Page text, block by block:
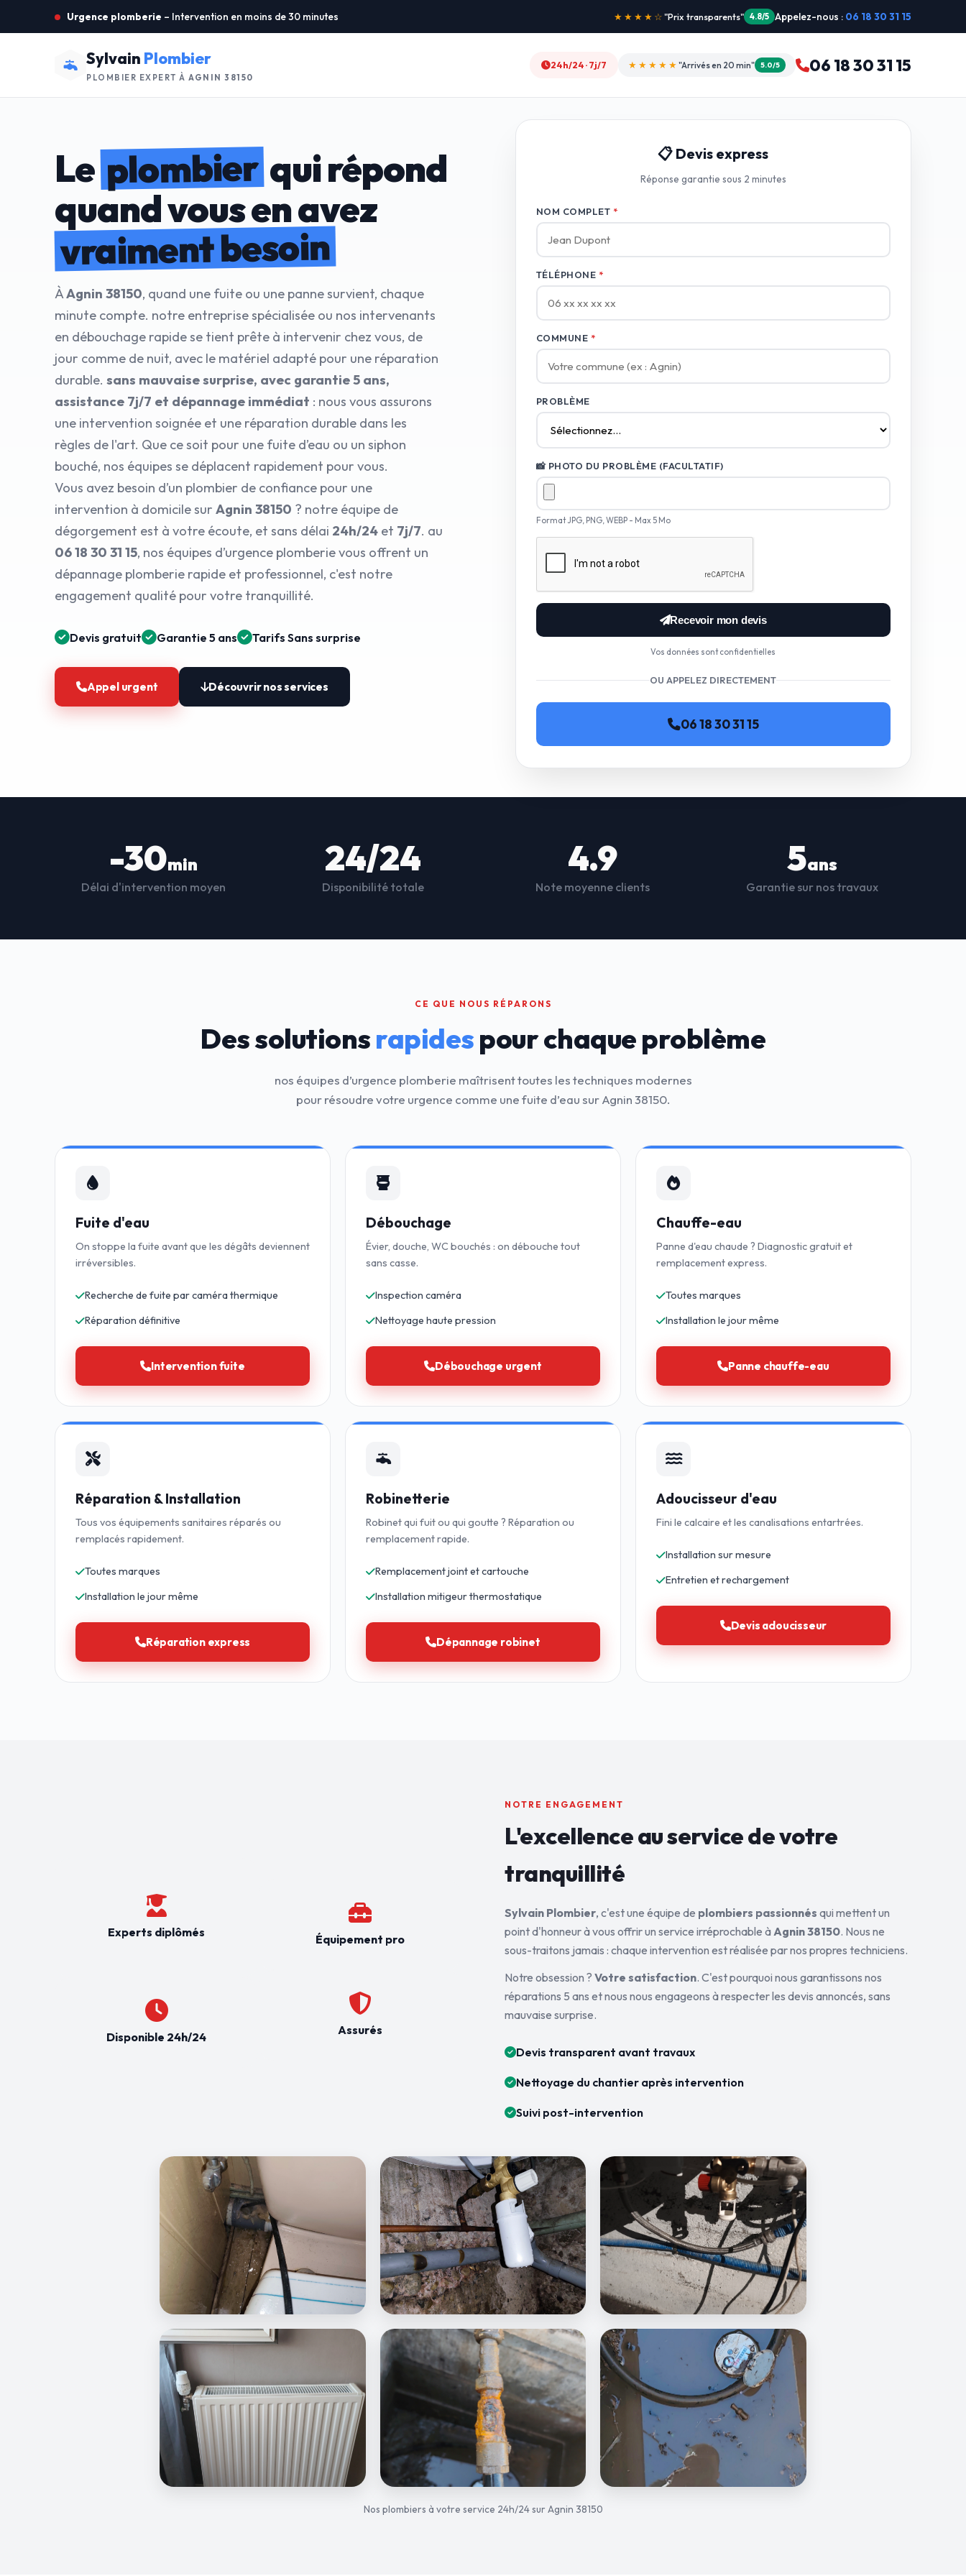
Urgence plomberie – Intervention en moins de 30 minutes ★★★★★ "Intervention dimanche" 5.0/5 Appelez-nous : 06 18 30 31 15
Sylvain Plombier
PLOMBIER EXPERT À AGNIN 38150
24h/24 · 7j/7 ★★★★★ "Arrivés en 20 min" 5.0/5 06 18 30 31 15
Leplombierqui répond
quand vous en avez
vraiment besoin
ÀAgnin 38150, quand une fuite ou une panne survient, chaque
minute compte. notre entreprise spécialisée ou nos intervenants
en débouchage rapide se tient prête à intervenir chez vous, de
jour comme de nuit, avec le matériel adapté pour une réparation
durable. sans mauvaise surprise, avec garantie 5 ans,
assistance 7j/7 et dépannage immédiat : nous vous assurons
une intervention soignée et une réparation durable dans les
règles de l'art. Que ce soit pour une fuite d’eau ou un siphon
bouché, nos équipes se déplacent rapidement pour vous.
Vous avez besoin d’un plombier de confiance pour une
intervention à domicile sur Agnin 38150 ? notre équipe de
dégorgement est à votre écoute, et sans délai 24h/24 et 7j/7. au
06 18 30 31 15, nos équipes d’urgence plomberie vous offrent un
dépannage plomberie rapide et professionnel, c'est notre
engagement qualité pour votre tranquillité.
Devis gratuit Garantie 5 ans Tarifs Sans surprise
Appel urgent Découvrir nos services
📋 Devis express
Réponse garantie sous 2 minutes
NOM COMPLET *
TÉLÉPHONE *
COMMUNE *
PROBLÈME
📸 PHOTO DU PROBLÈME (FACULTATIF)
Format JPG, PNG, WEBP - Max 5 Mo
Recevoir mon devis
Vos données sont confidentielles
OU APPELEZ DIRECTEMENT
06 18 30 31 15
-30min
Délai d'intervention moyen
24/24
Disponibilité totale
4.9
Note moyenne clients
5ans
Garantie sur nos travaux
CE QUE NOUS RÉPARONS
Des solutionsrapidespour chaque problème
nos équipes d’urgence plomberie maîtrisent toutes les techniques modernes
pour résoudre votre urgence comme une fuite d’eau sur Agnin 38150.
Fuite d'eau
On stoppe la fuite avant que les dégâts deviennent
irréversibles.
Recherche de fuite par caméra thermique
Réparation définitive
Intervention fuite
Débouchage
Évier, douche, WC bouchés : on débouche tout
sans casse.
Inspection caméra
Nettoyage haute pression
Débouchage urgent
Chauffe-eau
Panne d'eau chaude ? Diagnostic gratuit et
remplacement express.
Toutes marques
Installation le jour même
Panne chauffe-eau
Réparation & Installation
Tous vos équipements sanitaires réparés ou
remplacés rapidement.
Toutes marques
Installation le jour même
Réparation express
Robinetterie
Robinet qui fuit ou qui goutte ? Réparation ou
remplacement rapide.
Remplacement joint et cartouche
Installation mitigeur thermostatique
Dépannage robinet
Adoucisseur d'eau
Fini le calcaire et les canalisations entartrées.
Installation sur mesure
Entretien et rechargement
Devis adoucisseur
Experts diplômés
Disponible 24h/24
Équipement pro
Assurés
NOTRE ENGAGEMENT
L'excellence au service devotre
tranquillité
Sylvain Plombier, c'est une équipe de plombiers passionnés qui mettent un
point d'honneur à vous offrir un service irréprochable àAgnin 38150. Nous ne
sous-traitons jamais : chaque intervention est réalisée par nos propres techniciens.
Notre obsession ? Votre satisfaction. C'est pourquoi nous garantissons nos
réparations 5 ans et nous nous engageons à respecter les devis annoncés, sans
mauvaise surprise.
Devis transparent avant travaux
Nettoyage du chantier après intervention
Suivi post-intervention
Nos plombiers à votre service 24h/24 sur Agnin 38150